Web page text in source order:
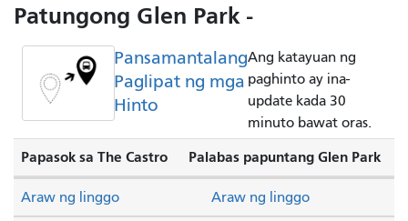
Patungong Glen Park -
Pansamantalang
Paglipat ng mga
Hinto
Ang katayuan ng
paghinto ay ina-
update kada 30
minuto bawat oras.
Papasok sa The Castro Palabas papuntang Glen Park
Araw ng linggo Araw ng linggo